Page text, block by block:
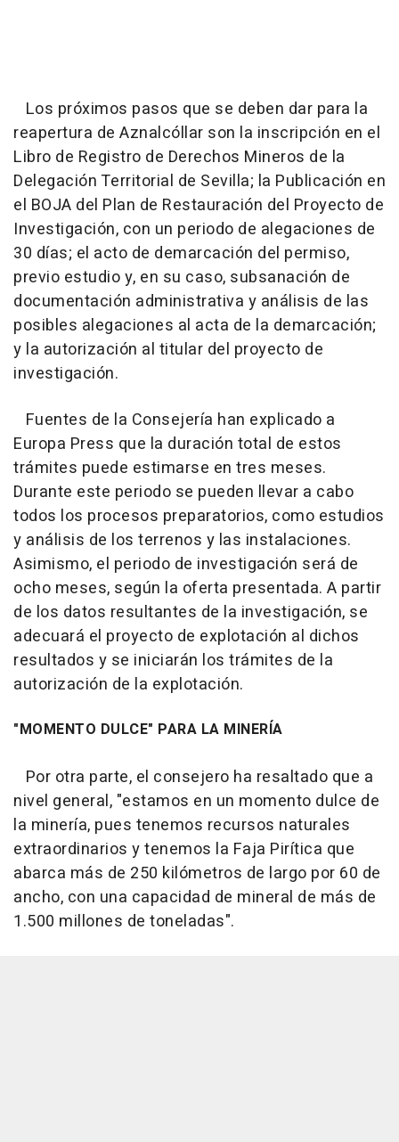
Los próximos pasos que se deben dar para la
reapertura de Aznalcóllar son la inscripción en el
Libro de Registro de Derechos Mineros de la
Delegación Territorial de Sevilla; la Publicación en
el BOJA del Plan de Restauración del Proyecto de
Investigación, con un periodo de alegaciones de
30 días; el acto de demarcación del permiso,
previo estudio y, en su caso, subsanación de
documentación administrativa y análisis de las
posibles alegaciones al acta de la demarcación;
y la autorización al titular del proyecto de
investigación.
Fuentes de la Consejería han explicado a
Europa Press que la duración total de estos
trámites puede estimarse en tres meses.
Durante este periodo se pueden llevar a cabo
todos los procesos preparatorios, como estudios
y análisis de los terrenos y las instalaciones.
Asimismo, el periodo de investigación será de
ocho meses, según la oferta presentada. A partir
de los datos resultantes de la investigación, se
adecuará el proyecto de explotación al dichos
resultados y se iniciarán los trámites de la
autorización de la explotación.
"MOMENTO DULCE" PARA LA MINERÍA
Por otra parte, el consejero ha resaltado que a
nivel general, "estamos en un momento dulce de
la minería, pues tenemos recursos naturales
extraordinarios y tenemos la Faja Pirítica que
abarca más de 250 kilómetros de largo por 60 de
ancho, con una capacidad de mineral de más de
1.500 millones de toneladas".